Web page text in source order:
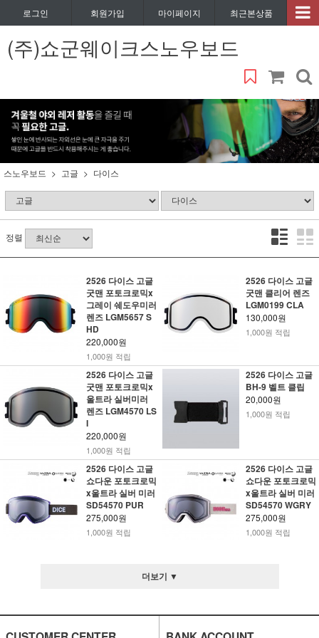
로그인 회원가입 마이페이지 최근본상품
(주)쇼군웨이크스노우보드
스노우보드 고글 다이스
정렬
2526 다이스 고글
굿맨 포토크로믹x
그레이 쉐도우미러
렌즈 LGM5657 S
HD
220,000원
1,000원 적립
2526 다이스 고글
굿맨 클리어 렌즈
LGM0199 CLA
130,000원
1,000원 적립
2526 다이스 고글
굿맨 포토크로믹x
울트라 실버미러
렌즈 LGM4570 LS
I
220,000원
1,000원 적립
2526 다이스 고글
BH-9 벨트 클립
20,000원
1,000원 적립
2526 다이스 고글
쇼다운 포토크로믹
x울트라 실버 미러
SD54570 PUR
275,000원
1,000원 적립
2526 다이스 고글
쇼다운 포토크로믹
x울트라 실버 미러
SD54570 WGRY
275,000원
1,000원 적립
더보기 ▼